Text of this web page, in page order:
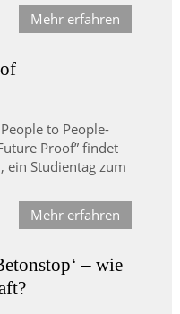
Mehr erfahren
to People-
Proof” findet
ein Studientag zum
Mehr erfahren
– wie